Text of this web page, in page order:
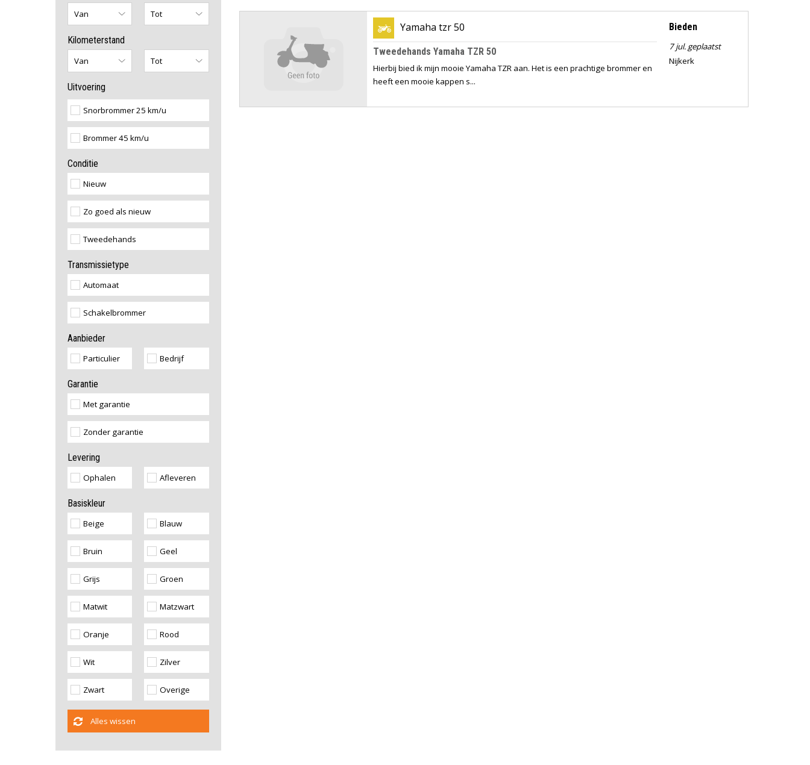
Kilometerstand
Uitvoering
Snorbrommer 25 km/u
Brommer 45 km/u
Conditie
Nieuw
Zo goed als nieuw
Tweedehands
Transmissietype
Automaat
Schakelbrommer
Aanbieder
Particulier Bedrijf
Garantie
Met garantie
Zonder garantie
Levering
Ophalen Afleveren
Basiskleur
Beige Blauw
Bruin Geel
Grijs Groen
Matwit Matzwart
Oranje Rood
Wit Zilver
Zwart Overige
Alles wissen
Yamaha tzr 50
Tweedehands Yamaha TZR 50
Hierbij bied ik mijn mooie Yamaha TZR aan. Het is een prachtige brommer en
heeft een mooie kappen s...
Bieden
7 jul. geplaatst
Nijkerk